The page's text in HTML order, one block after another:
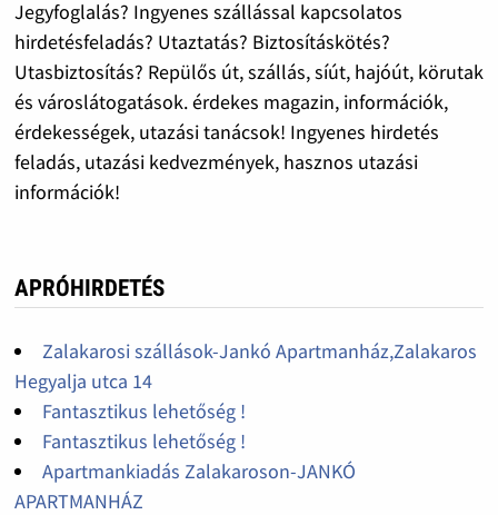
Jegyfoglalás? Ingyenes szállással kapcsolatos
hirdetésfeladás? Utaztatás? Biztosításkötés?
Utasbiztosítás? Repülős út, szállás, síút, hajóút, körutak
és városlátogatások. érdekes magazin, információk,
érdekességek, utazási tanácsok! Ingyenes hirdetés
feladás, utazási kedvezmények, hasznos utazási
információk!
APRÓHIRDETÉS
Zalakarosi szállások-Jankó Apartmanház,Zalakaros
Hegyalja utca 14
Fantasztikus lehetőség !
Fantasztikus lehetőség !
Apartmankiadás Zalakaroson-JANKÓ
APARTMANHÁZ